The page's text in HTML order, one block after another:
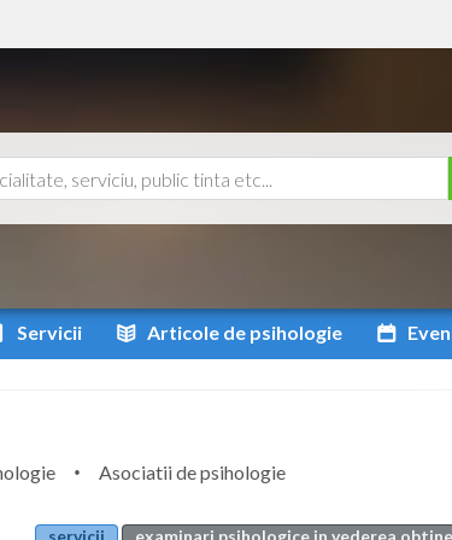
Servicii Articole de psihologie
Asociatii de psihologie
servicii
examinari psihologice in vederea